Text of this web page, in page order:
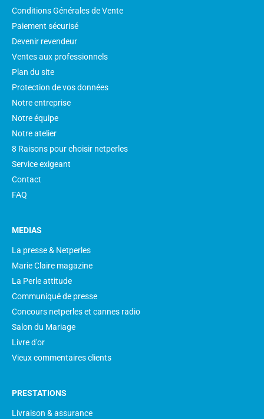
Conditions Générales de Vente
Paiement sécurisé
Devenir revendeur
Ventes aux professionnels
Plan du site
Protection de vos données
Notre entreprise
Notre équipe
Notre atelier
8 Raisons pour choisir netperles
Service exigeant
Contact
FAQ
MEDIAS
La presse & Netperles
Marie Claire magazine
La Perle attitude
Communiqué de presse
Concours netperles et cannes radio
Salon du Mariage
Livre d'or
Vieux commentaires clients
PRESTATIONS
Livraison & assurance